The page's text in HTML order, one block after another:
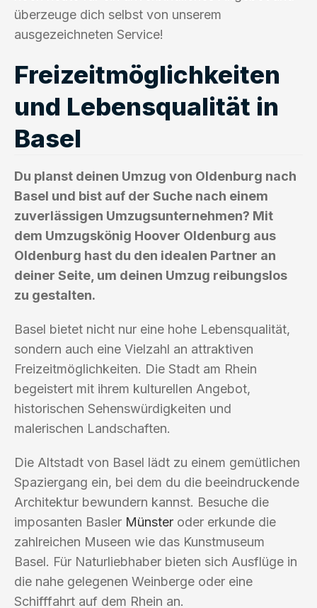
überzeuge dich selbst von unserem
ausgezeichneten Service!
Freizeitmöglichkeiten
und Lebensqualität in
Basel
Du planst deinen Umzug von Oldenburg nach
Basel und bist auf der Suche nach einem
zuverlässigen Umzugsunternehmen? Mit
dem Umzugskönig Hoover Oldenburg aus
Oldenburg hast du den idealen Partner an
deiner Seite, um deinen Umzug reibungslos
zu gestalten.
Basel bietet nicht nur eine hohe Lebensqualität,
sondern auch eine Vielzahl an attraktiven
Freizeitmöglichkeiten. Die Stadt am Rhein
begeistert mit ihrem kulturellen Angebot,
historischen Sehenswürdigkeiten und
malerischen Landschaften.
Die Altstadt von Basel lädt zu einem gemütlichen
Spaziergang ein, bei dem du die beeindruckende
Architektur bewundern kannst. Besuche die
imposanten Basler Münster oder erkunde die
zahlreichen Museen wie das Kunstmuseum
Basel. Für Naturliebhaber bieten sich Ausflüge in
die nahe gelegenen Weinberge oder eine
Schifffahrt auf dem Rhein an.